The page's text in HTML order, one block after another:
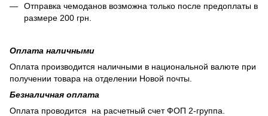
Отправка чемоданов возможна только после предоплаты в
размере 200 грн.
Оплата наличными
Оплата производится наличными в национальной валюте при
получении товара на отделении Новой почты.
Безналичная оплата
Оплата проводится на расчетный счет ФОП 2-группа.